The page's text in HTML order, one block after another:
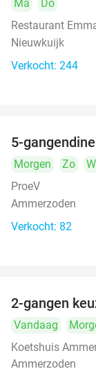
Ma
Do
Restaurant
Nieuwkuijk
Verkocht: 244
5-
Morgen Zo
ProeV
Ammerzoden
Verkocht: 82
2-gangen
Vandaag
Koetshuis
Ammerzoden